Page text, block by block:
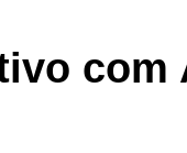
com